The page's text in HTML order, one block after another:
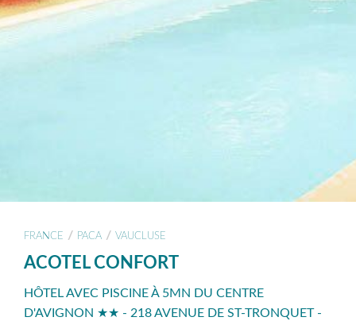
FRANCE / PACA / VAUCLUSE
ACOTEL CONFORT
HÔTEL AVEC PISCINE À 5MN DU CENTRE
D'AVIGNON ★★ - 218 AVENUE DE ST-TRONQUET -